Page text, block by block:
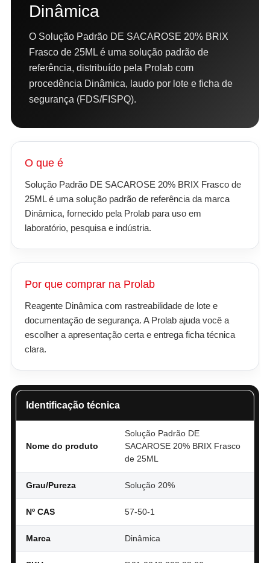
Dinâmica
O Solução Padrão DE SACAROSE 20% BRIX
Frasco de 25ML é uma solução padrão de
referência, distribuído pela Prolab com
procedência Dinâmica, laudo por lote e ficha de
segurança (FDS/FISPQ).
O que é
Solução Padrão DE SACAROSE 20% BRIX Frasco de
25ML é uma solução padrão de referência da marca
Dinâmica, fornecido pela Prolab para uso em
laboratório, pesquisa e indústria.
Por que comprar na Prolab
Reagente Dinâmica com rastreabilidade de lote e
documentação de segurança. A Prolab ajuda você a
escolher a apresentação certa e entrega ficha técnica
clara.
Identificação técnica
Nome do produto
Solução Padrão DE
SACAROSE 20% BRIX Frasco
de 25ML
Grau/Pureza Solução 20%
Nº CAS 57-50-1
Marca Dinâmica